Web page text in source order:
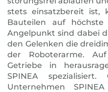
stets einsatzbereit ist,
Bauteilen auf
Angelpunkt sind dabei
den Gelenken die
der Roboterarme.
Getriebe in
SPINEA
Unternehmen